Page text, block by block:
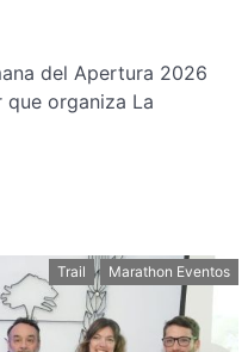
del Apertura 2026
que organiza La
Trail Marathon Eventos